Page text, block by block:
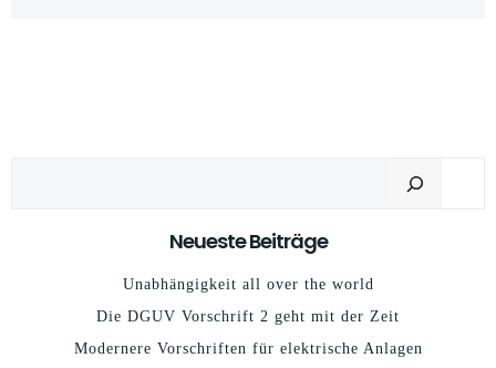
Neueste Beiträge
Unabhängigkeit all over the world
Die DGUV Vorschrift 2 geht mit der Zeit
Modernere Vorschriften für elektrische Anlagen